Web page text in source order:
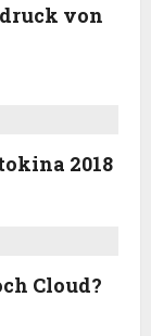
von
2018
Cloud?